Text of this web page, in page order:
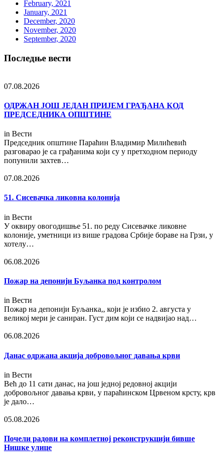
February, 2021
January, 2021
December, 2020
November, 2020
September, 2020
Последње вести
07.08.2026
ОДРЖАН ЈОШ ЈЕДАН ПРИЈЕМ ГРАЂАНА КОД
ПРЕДСЕДНИКА ОПШТИНЕ
in Вести
Председник општине Параћин Владимир Милићевић
разговарао је са грађанима који су у претходном периоду
попунили захтев…
07.08.2026
51. Сисевачка ликовна колонија
in Вести
У оквиру овогодишње 51. по реду Сисевачке ликовне
колоније, уметници из више градова Србије бораве на Грзи, у
хотелу…
06.08.2026
Пожар на депонији Буљанка под контролом
in Вести
Пожар на депонији Буљанка,, који је избио 2. августа у
великој мери је саниран. Густ дим који се надвијао над…
06.08.2026
Данас одржана акција добровољног давања крви
in Вести
Већ до 11 сати данас, на још једној редовној акцији
добровољног давања крви, у параћинском Црвеном крсту, крв
је дало…
05.08.2026
Почели радови на комплетној реконструкцији бивше
Нишке улице